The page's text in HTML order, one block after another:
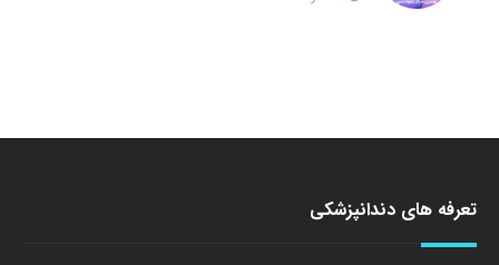
تعرفه های دندانپزشکی